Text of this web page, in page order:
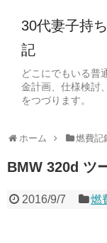
30代妻子持
記
どこにでもいる普
金計画、仕様検討
をつづります。
ホーム 燃費記
BMW 320d ツ
2016/9/7 燃